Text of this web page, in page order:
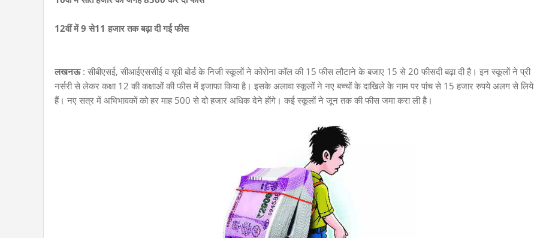
12वीं में 9 से11 हजार तक बढ़ा दी गई फीस
लखनऊ: सीबीएसई, सीआईएससीई व यूपी बोर्ड के निजी स्कूलों ने कोरोना कॉल की 15 फीस लौटाने के बजाए 15 से 20 फीसदी बढ़ा दी है। इन स्कूलों ने प्री
नर्सरी से लेकर कक्षा 12 की कक्षाओं की फीस में इजाफा किया है। इसके अलावा स्कूलों ने नए बच्चों के दाखिले के नाम पर पांच से 15 हजार रुपये अलग से लिये
हैं। नए सत्र में अभिभावकों को हर माह 500 से दो हजार अधिक देने होंगे। कई स्कूलों ने जून तक की फीस जमा करा ली है।